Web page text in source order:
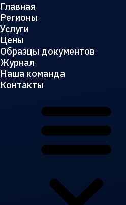
Главная
Регионы
Услуги
Цены
Образцы документов
Журнал
Наша команда
Контакты